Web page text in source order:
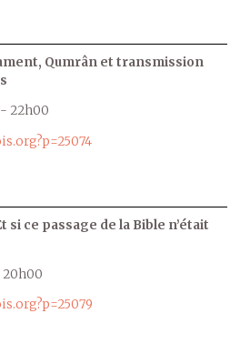
Qumrân et transmission
- 22h00
si ce passage de la Bible n’était
20h00